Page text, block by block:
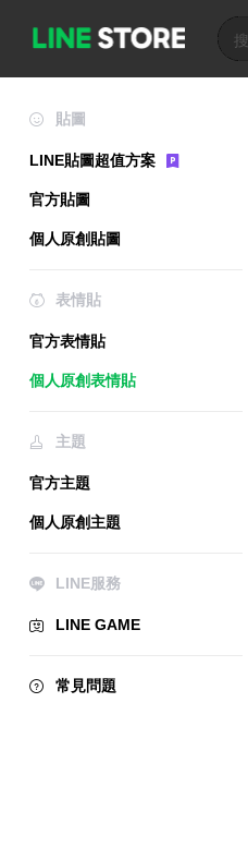
貼圖
LINE貼圖超值方案
官方貼圖
個人原創貼圖
表情貼
官方表情貼
個人原創表情貼
主題
官方主題
個人原創主題
LINE服務
LINE GAME
常見問題